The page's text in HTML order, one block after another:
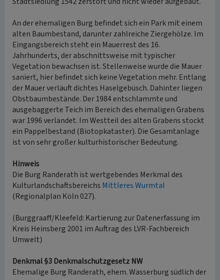
An der ehemaligen Burg befindet sich ein Park mit einem
alten Baumbestand, darunter zahlreiche Ziergehölze. Im
Eingangsbereich steht ein Mauerrest des 16.
Jahrhunderts, der abschnittsweise mit typischer
Vegetation bewachsen ist. Stellenweise wurde die Mauer
saniert, hier befindet sich keine Vegetation mehr. Entlang
der Mauer verläuft dichtes Haselgebüsch. Dahinter liegen
Obstbaumbestände. Der 1984 entschlammte und
ausgebaggerte Teich im Bereich des ehemaligen Grabens
war 1996 verlandet. Im Westteil des alten Grabens stockt
ein Pappelbestand (Biotopkataster). Die Gesamtanlage
ist von sehr großer kulturhistorischer Bedeutung.
Hinweis
Die Burg Randerath ist wertgebendes Merkmal des
Kulturlandschaftsbereichs Mittleres Wurmtal
(Regionalplan Köln 027).
(Burggraaff/Kleefeld: Kartierung zur Datenerfassung im
Kreis Heinsberg 2001 im Auftrag des LVR-Fachbereich
Umwelt)
Denkmal §3 Denkmalschutzgesetz NW
Ehemalige Burg Randerath, ehem. Wasserburg südlich der